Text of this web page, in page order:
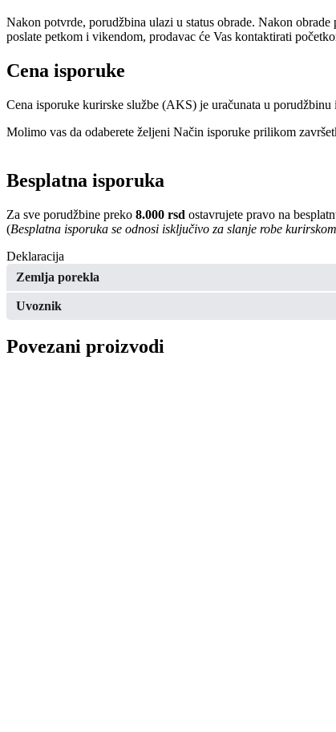
Nakon potvrde, porudžbina ulazi u status obrade. Nakon
poslate petkom i vikendom, prodavac će Vas kontaktirati
Cena isporuke
Cena isporuke kurirske službe (AKS) je uračunata u porudžbinu
Molimo vas da odaberete željeni Način isporuke prilikom
Besplatna isporuka
Za sve porudžbine preko 8.000 rsd ostavrujete pravo na
(Besplatna isporuka se odnosi isključivo za slanje robe
Deklaracija
Zemlja porekla
Uvoznik
Povezani proizvodi